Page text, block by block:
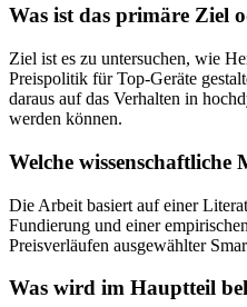
Was ist das primäre Ziel
Ziel ist es zu untersuchen, wie
Preispolitik für Top-Geräte
daraus auf das Verhalten in
werden können.
Welche
Die Arbeit basiert auf einer
Fundierung und einer
Preisverläufen ausgewählter
Was wird im Hauptteil